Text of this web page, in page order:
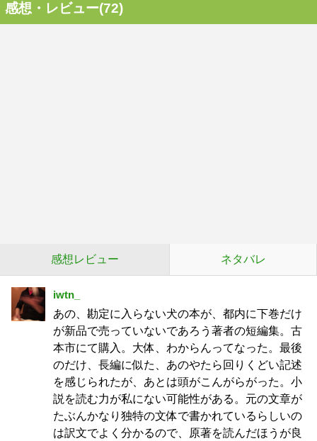
感想・レビュー(72)
感想レビュー ネタバレ
iwtn_
あの、勘定に入らない犬の本が、都内に下巻だけ
が新品で売っていないであろう著者の短編集。古
本市にて購入。大体、わからんってなった。最後
のだけ、長編に似た、あのやたら回りくどい記述
を感じられたが、あとは頭がこんがらがった。小
説を読む力が私にない可能性がある。元の文章が
たぶんかなり独特の文体で書かれているらしいの
は訳文でよく分かるので、原著を読んだほうが良